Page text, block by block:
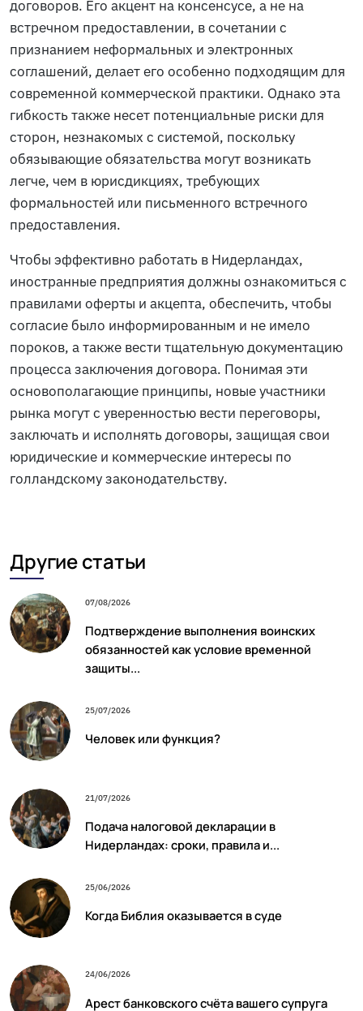
договоров. Его акцент на консенсусе, а не на
встречном предоставлении, в сочетании с
признанием неформальных и электронных
соглашений, делает его особенно подходящим для
современной коммерческой практики. Однако эта
гибкость также несет потенциальные риски для
сторон, незнакомых с системой, поскольку
обязывающие обязательства могут возникать
легче, чем в юрисдикциях, требующих
формальностей или письменного встречного
предоставления.
Чтобы эффективно работать в Нидерландах,
иностранные предприятия должны ознакомиться с
правилами оферты и акцепта, обеспечить, чтобы
согласие было информированным и не имело
пороков, а также вести тщательную документацию
процесса заключения договора. Понимая эти
основополагающие принципы, новые участники
рынка могут с уверенностью вести переговоры,
заключать и исполнять договоры, защищая свои
юридические и коммерческие интересы по
голландскому законодательству.
Другие статьи
07/08/2026
Подтверждение выполнения воинских
обязанностей как условие временной
защиты...
25/07/2026
Человек или функция?
21/07/2026
Подача налоговой декларации в
Нидерландах: сроки, правила и...
25/06/2026
Когда Библия оказывается в суде
24/06/2026
Арест банковского счёта вашего супруга